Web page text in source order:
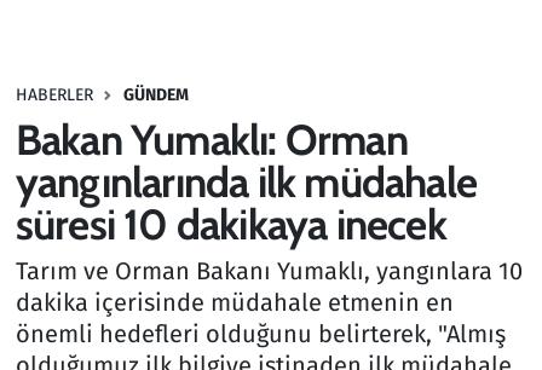
HABERLER GÜNDEM
Bakan Yumaklı: Orman
yangınlarında ilk müdahale
süresi 10 dakikaya inecek
Tarım ve Orman Bakanı Yumaklı, yangınlara 10
dakika içerisinde müdahale etmenin en
önemli hedefleri olduğunu belirterek, "Almış
Haber
Kültür Sanat
Kurumsal Haberler
Lezzet Durağı
Memur ve Kamu